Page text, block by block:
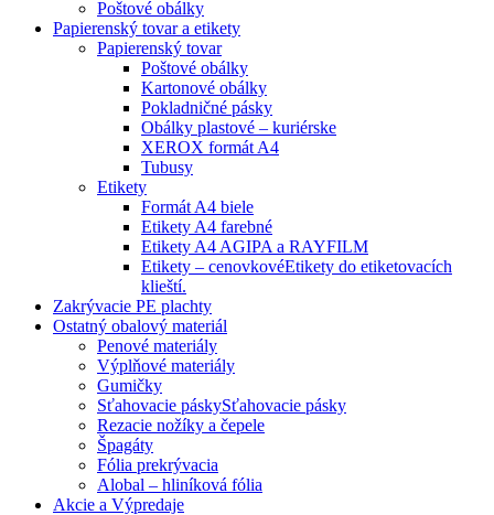
Poštové obálky
Papierenský tovar a etikety
Papierenský tovar
Poštové obálky
Kartonové obálky
Pokladničné pásky
Obálky plastové – kuriérske
XEROX formát A4
Tubusy
Etikety
Formát A4 biele
Etikety A4 farebné
Etikety A4 AGIPA a RAYFILM
Etikety – cenovkovéEtikety do etiketovacích
klieští.
Zakrývacie PE plachty
Ostatný obalový materiál
Penové materiály
Výplňové materiály
Gumičky
Sťahovacie páskySťahovacie pásky
Rezacie nožíky a čepele
Špagáty
Fólia prekrývacia
Alobal – hliníková fólia
Akcie a Výpredaje